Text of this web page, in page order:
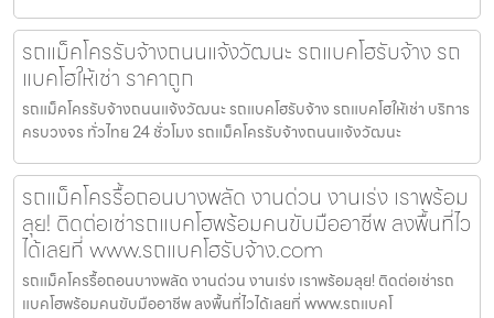
รถแม็คโครรับจ้างถนนแจ้งวัฒนะ รถแบคโฮรับจ้าง รถ
แบคโฮให้เช่า ราคาถูก
รถแม็คโครรับจ้างถนนแจ้งวัฒนะ รถแบคโฮรับจ้าง รถแบคโฮให้เช่า บริการ
ครบวงจร ทั่วไทย 24 ชั่วโมง รถแม็คโครรับจ้างถนนแจ้งวัฒนะ
รถแม็คโครรื้อถอนบางพลัด งานด่วน งานเร่ง เราพร้อม
ลุย! ติดต่อเช่ารถแบคโฮพร้อมคนขับมืออาชีพ ลงพื้นที่ไว
ได้เลยที่ www.รถแบคโฮรับจ้าง.com
รถแม็คโครรื้อถอนบางพลัด งานด่วน งานเร่ง เราพร้อมลุย! ติดต่อเช่ารถ
แบคโฮพร้อมคนขับมืออาชีพ ลงพื้นที่ไวได้เลยที่ www.รถแบคโ